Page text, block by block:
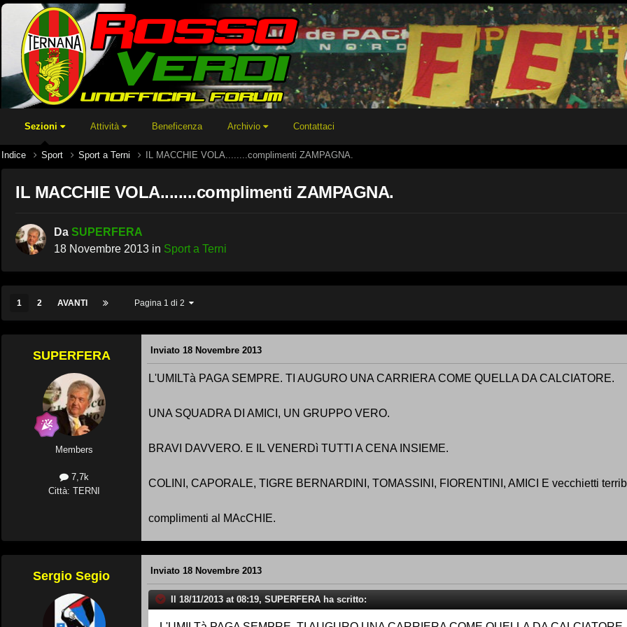
Sezioni Attività Beneficenza Archivio Contattaci
Indice Sport Sport a Terni IL MACCHIE VOLA........complimenti ZAMPAGNA.
IL MACCHIE VOLA........complimenti ZAMPAGNA.
Da SUPERFERA
18 Novembre 2013 in Sport a Terni
1 2 AVANTI Pagina 1 di 2
SUPERFERA
Members
7,7k
Città: TERNI
Inviato 18 Novembre 2013
L'UMILTà PAGA SEMPRE. TI AUGURO UNA CARRIERA COME QUELLA DA CALCIATORE.
UNA SQUADRA DI AMICI, UN GRUPPO VERO.
BRAVI DAVVERO. E IL VENERDì TUTTI A CENA INSIEME.
COLINI, CAPORALE, TIGRE BERNARDINI, TOMASSINI, FIORENTINI, AMICI E vecchietti
complimenti al MAcCHIE.
Sergio Segio Inviato 18 Novembre 2013
Il 18/11/2013 at 08:19, SUPERFERA ha scritto: